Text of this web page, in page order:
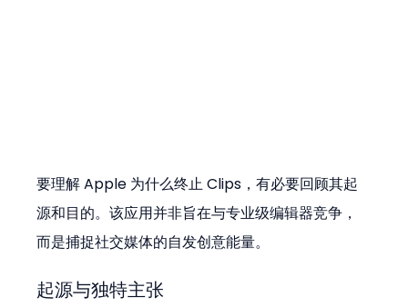
要理解 Apple 为什么终止 Clips，有必要回顾其起
源和目的。该应用并非旨在与专业级编辑器竞争，
而是捕捉社交媒体的自发创意能量。
起源与独特主张